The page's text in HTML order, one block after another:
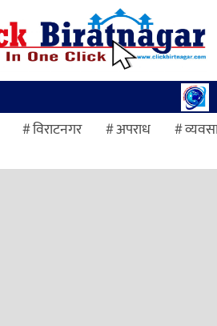
विराटनगर अपराध